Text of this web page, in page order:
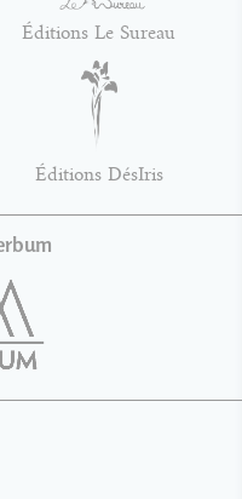
Éditions Le Sureau
Éditions DésIris